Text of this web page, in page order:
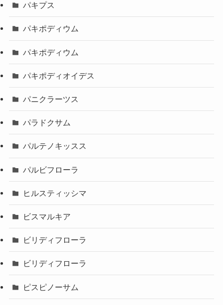
パキプス
パキポディウム
パキポディウム
パキポディオイデス
パニクラーツス
パラドクサム
パルテノキッスス
パルビフローラ
ヒルスティッシマ
ビスマルキア
ビリディフローラ
ビリディフローラ
ピスピノーサム